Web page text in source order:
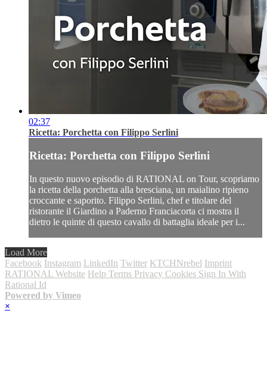
02:37
Ricetta: Porchetta con Filippo Serlini
Ricetta: Porchetta con Filippo Serlini
In questo nuovo episodio di RATIONAL on Tour, scopriamo
la ricetta della porchetta alla bresciana, un maialino ripieno
croccante e saporito. Filippo Serlini, chef e titolare del
ristorante il Giardino a Paderno Franciacorta ci mostra il
dietro le quinte di questo cavallo di battaglia ideale per i...
Load More
Facebook Instagram LinkedIn Twitter KTCHNrebel Imprint
RATIONAL Website Help Terms Privacy Cookies Sign In With
Rational Id
Powered by Vimeo
×